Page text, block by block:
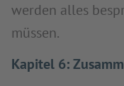
werden alles
müssen.
Kapitel 6: